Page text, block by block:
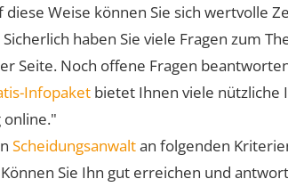
diese Weise können Sie sich wertvolle
haben Sie viele Fragen zum
Seite. Noch offene Fragen
Infopaket bietet Ihnen viele
online."
Scheidungsanwaltan folgenden
Sie Ihn gut erreichen und